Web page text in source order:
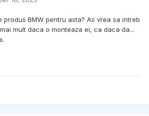
BMW pentru asta? As vrea sa intreb
mult daca o monteaza ei, ca daca da...